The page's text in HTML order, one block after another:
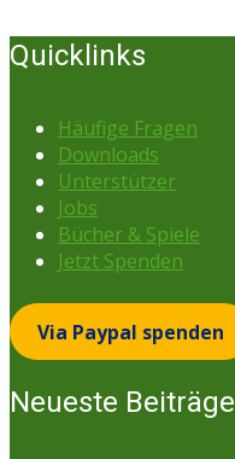
Quicklinks
Häufige Fragen
Downloads
Unterstützer
Jobs
Bücher & Spiele
Jetzt Spenden
Via Paypal spenden
Neueste Beiträge